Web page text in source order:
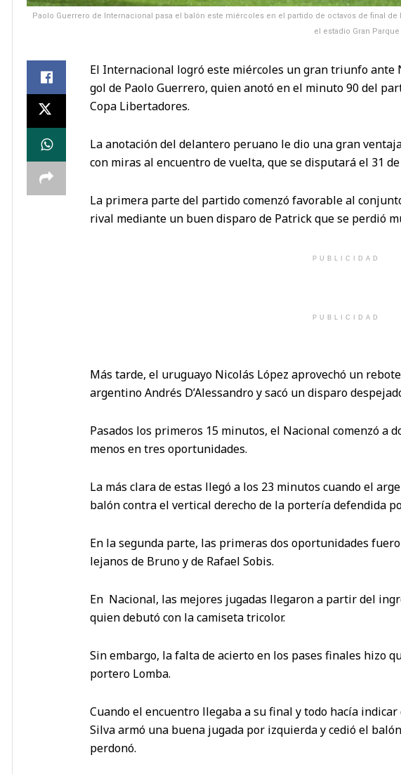
Paolo Guerrero de Internacional pasa el balón este miércoles en el partido de octavos de final
el estadio Gran
El Internacional logró este miércoles un gran triunfo ante
gol de Paolo Guerrero, quien anotó en el minuto 90 del
Copa Libertadores.
La anotación del delantero peruano le dio una gran
con miras al encuentro de vuelta, que se disputará el 31
La primera parte del partido comenzó favorable al
rival mediante un buen disparo de Patrick que se perdió
PUBLICIDAD
PUBLICIDAD
Más tarde, el uruguayo Nicolás López aprovechó un
argentino Andrés D’Alessandro y sacó un disparo
Pasados los primeros 15 minutos, el Nacional comenzó a
menos en tres oportunidades.
La más clara de estas llegó a los 23 minutos cuando el
balón contra el vertical derecho de la portería defendida
En la segunda parte, las primeras dos oportunidades
lejanos de Bruno y de Rafael Sobis.
En Nacional, las mejores jugadas llegaron a partir del
quien debutó con la camiseta tricolor.
Sin embargo, la falta de acierto en los pases finales hizo
portero Lomba.
Cuando el encuentro llegaba a su final y todo hacía
Silva armó una buena jugada por izquierda y cedió el
perdonó.